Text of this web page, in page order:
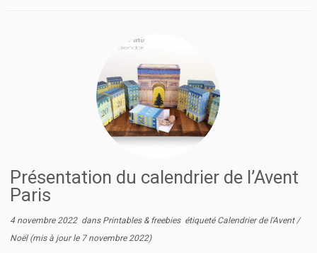
Présentation du calendrier de l’Avent
Paris
4 novembre 2022dans Printables & freebies étiqueté Calendrier de l'Avent /
Noël (mis à jour le 7 novembre 2022)